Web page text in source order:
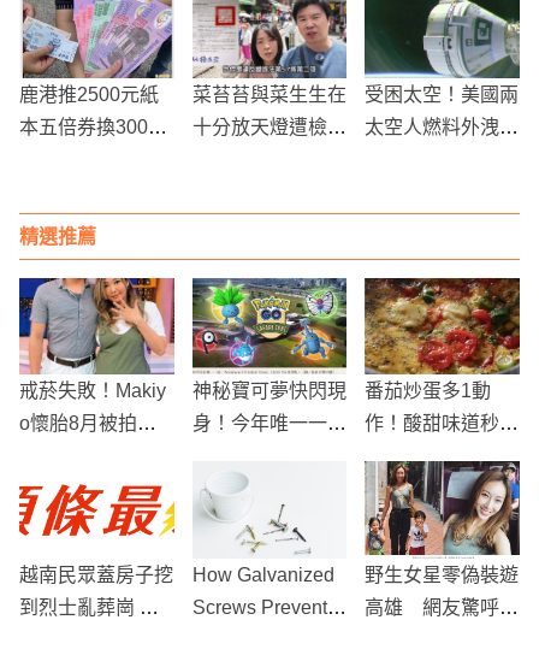
鹿港推2500元紙
本五倍券換3000
菜苔苔與菜生生在
十分放天燈遭檢舉
回應
受困太空！美國兩
太空人燃料外洩回
精選推薦
戒菸失敗！Makiy
o懷胎8月被拍到
友批評，親姐緩
頰：媽媽懷孕也狂
神秘寶可夢快閃現
身！今年唯一一場
新北60處景點開
抓啦
番茄炒蛋多1動
作！酸甜味道秒升
越南民眾蓋房子挖
到烈士亂葬崗 埋
How Galvanized
Screws Prevent R
野生女星零偽裝遊
高雄 網友驚呼：